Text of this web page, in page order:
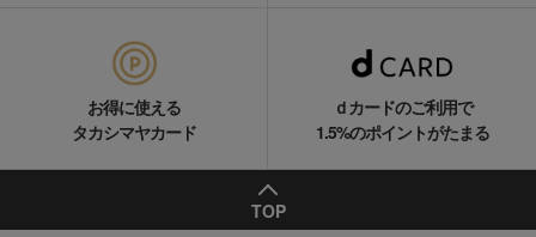
お得に使える
タカシマヤカード
ｄカードのご利用で
1.5%のポイントがたまる
TOP